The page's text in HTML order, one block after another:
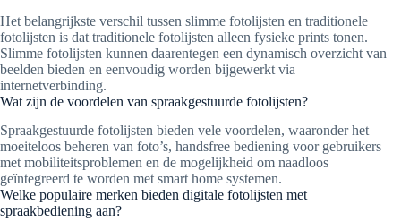
Het belangrijkste verschil tussen slimme fotolijsten en traditionele
fotolijsten is dat traditionele fotolijsten alleen fysieke prints tonen.
Slimme fotolijsten kunnen daarentegen een dynamisch overzicht van
beelden bieden en eenvoudig worden bijgewerkt via
internetverbinding.
Wat zijn de voordelen van spraakgestuurde fotolijsten?
Spraakgestuurde fotolijsten bieden vele voordelen, waaronder het
moeiteloos beheren van foto’s, handsfree bediening voor gebruikers
met mobiliteitsproblemen en de mogelijkheid om naadloos
geïntegreerd te worden met smart home systemen.
Welke populaire merken bieden digitale fotolijsten met
spraakbediening aan?